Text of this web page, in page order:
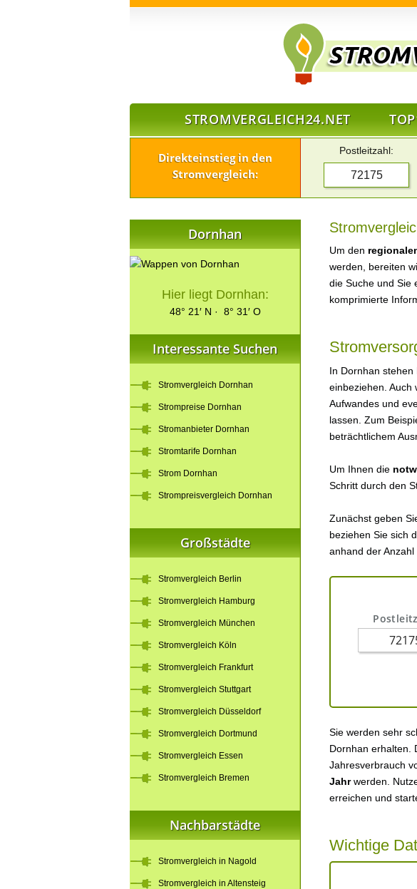
STROMVERGLEICH24.NET
Direkteinstieg in den
Stromvergleich:
Postleitzahl:
Um den
werden, bereiten
die Suche und Sie
komprimierte
In Dornhan stehen
einbeziehen. Auch
Aufwandes und
lassen. Zum
beträchtlichem
Um Ihnen die
Schritt durch den
Zunächst geben
beziehen Sie sich
anhand der
Sie werden sehr
Dornhan erhalten.
Jahresverbrauch
Jahrwerden.
erreichen und
Wichtige
Dornhan
Hier liegt Dornhan:
48° 21′ N · 8° 31′ O
Interessante Suchen
Stromvergleich Dornhan
Strompreise Dornhan
Stromanbieter Dornhan
Stromtarife Dornhan
Strom Dornhan
Strompreisvergleich Dornhan
Großstädte
Stromvergleich Berlin
Stromvergleich Hamburg
Stromvergleich München
Stromvergleich Köln
Stromvergleich Frankfurt
Stromvergleich Stuttgart
Stromvergleich Düsseldorf
Stromvergleich Dortmund
Stromvergleich Essen
Stromvergleich Bremen
Nachbarstädte
Stromvergleich in Nagold
Stromvergleich in Altensteig